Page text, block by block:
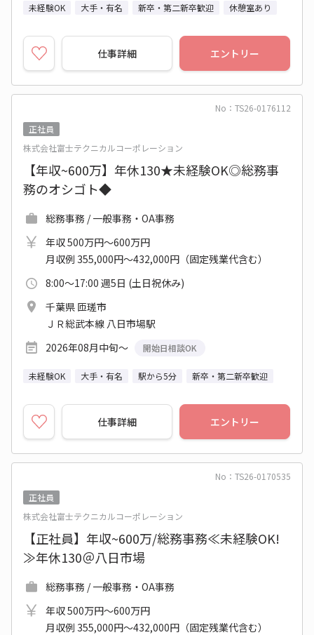
未経験OK 大手・有名 新卒・第二新卒歓迎 休憩室あり
仕事詳細 エントリー
No：TS26-0176112
正社員
株式会社富士テクニカルコーポレーション
【年収~600万】年休130★未経験OK◎総務事
務のオシゴト◆
総務事務 / 一般事務・OA事務
年収 500万円～600万円
月収例 355,000円～432,000円（固定残業代含む）
8:00～17:00 週5日 (土日祝休み)
千葉県 匝瑳市
ＪＲ総武本線 八日市場駅
2026年08月中旬～
開始日相談OK
未経験OK 大手・有名 駅から5分 新卒・第二新卒歓迎
仕事詳細 エントリー
No：TS26-0170535
正社員
株式会社富士テクニカルコーポレーション
【正社員】年収~600万/総務事務≪未経験OK!
≫年休130＠八日市場
総務事務 / 一般事務・OA事務
年収 500万円～600万円
月収例 355,000円～432,000円（固定残業代含む）